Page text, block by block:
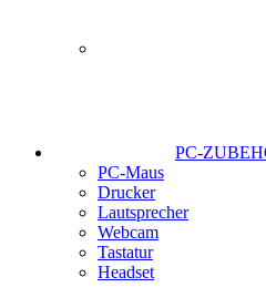
PC-
PC-Maus
Drucker
Lautsprecher
Webcam
Tastatur
Headset